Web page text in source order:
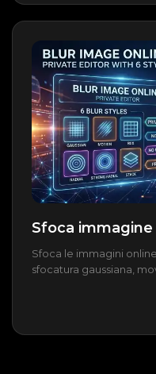
Sfoca immagine
Sfoca le immagini
sfocatura gaussiana,